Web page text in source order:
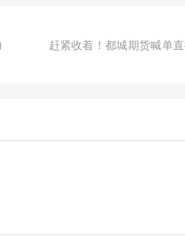
赶紧收着！都城期货喊单